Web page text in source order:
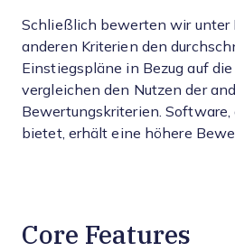
Schließlich bewerten wir unter
anderen Kriterien den
Einstiegspläne in Bezug auf
vergleichen den Nutzen der
Bewertungskriterien.
bietet, erhält eine höhere
Core Features